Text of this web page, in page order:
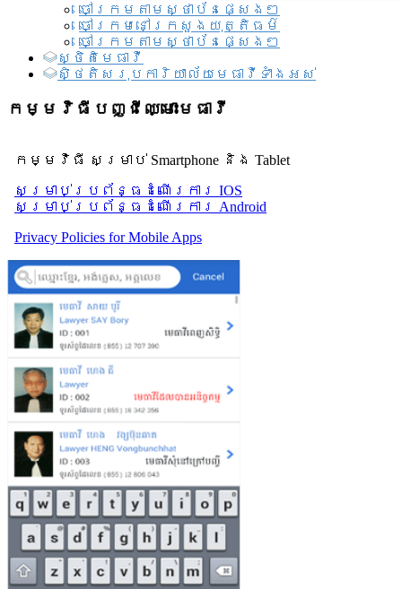
ចៅក្រមតាមស្ថាប័នផ្សេងៗ
ចៅក្រមនៅក្រសួងយុត្តិធម៌
ចៅក្រមតាមស្ថាប័នផ្សេងៗ
ស្ថិតិមេធាវី
សិ្ថតិសរុបការិយាល័យមេធាវីទាំងអស់​
កម្មវិធីបញ្ជីឈ្មោះមេធាវី
កម្មវិធី សម្រាប់ Smartphone និង Tablet
សម្រាប់​ប្រព័ន្ធដំណើរការ IOS
សម្រាប់​ប្រព័ន្ធដំណើរការ Android
Privacy Policies for Mobile Apps